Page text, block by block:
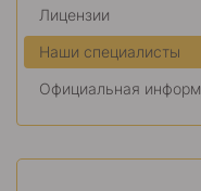
Лицензии
Наши специалисты
Официальная